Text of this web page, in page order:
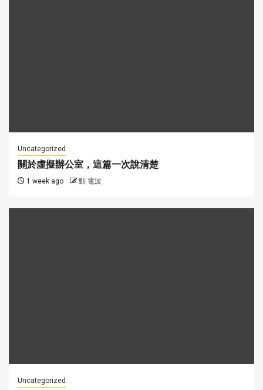
Uncategorized
關於虛擬辦公室，這篇一次說清楚
1 week ago 點 電波
Uncategorized